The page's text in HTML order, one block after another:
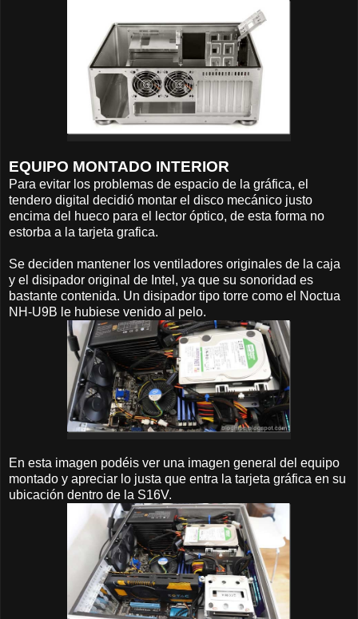
EQUIPO MONTADO INTERIOR
Para evitar los problemas de espacio de la gráfica, el
tendero digital decidió montar el disco mecánico justo
encima del hueco para el lector óptico, de esta forma no
estorba a la tarjeta grafica.
Se deciden mantener los ventiladores originales de la caja
y el disipador original de Intel, ya que su sonoridad es
bastante contenida. Un disipador tipo torre como el Noctua
NH-U9B le hubiese venido al pelo.
En esta imagen podéis ver una imagen general del equipo
montado y apreciar lo justa que entra la tarjeta gráfica en su
ubicación dentro de la S16V.